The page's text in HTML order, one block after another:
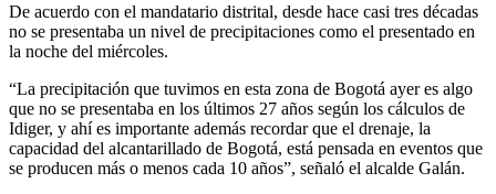
De acuerdo con el mandatario distrital, desde hace casi tres décadas
no se presentaba un nivel de precipitaciones como el presentado en
la noche del miércoles.
“La precipitación que tuvimos en esta zona de Bogotá ayer es algo
que no se presentaba en los últimos 27 años según los cálculos de
Idiger, y ahí es importante además recordar que el drenaje, la
capacidad del alcantarillado de Bogotá, está pensada en eventos que
se producen más o menos cada 10 años”, señaló el alcalde Galán.